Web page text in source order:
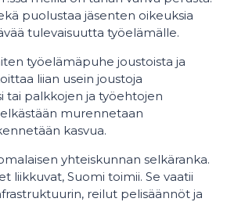
puolustaa jäsenten oikeuksia
tulevaisuutta työelämälle.
työelämäpuhe joustoista ja
liian usein joustoja
tai palkkojen ja työehtojen
murennetaan
kasvua.
yhteiskunnan selkäranka.
liikkuvat, Suomi toimii. Se vaatii
reilut pelisäännöt ja